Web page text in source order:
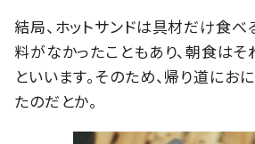
結局、ホットサンドは具材だけ食べ
料がなかったこともあり、朝食はそ
といいます。そのため、帰り道にお
たのだとか。